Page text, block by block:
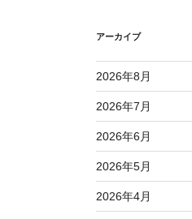
アーカイブ
2026年8月
2026年7月
2026年6月
2026年5月
2026年4月